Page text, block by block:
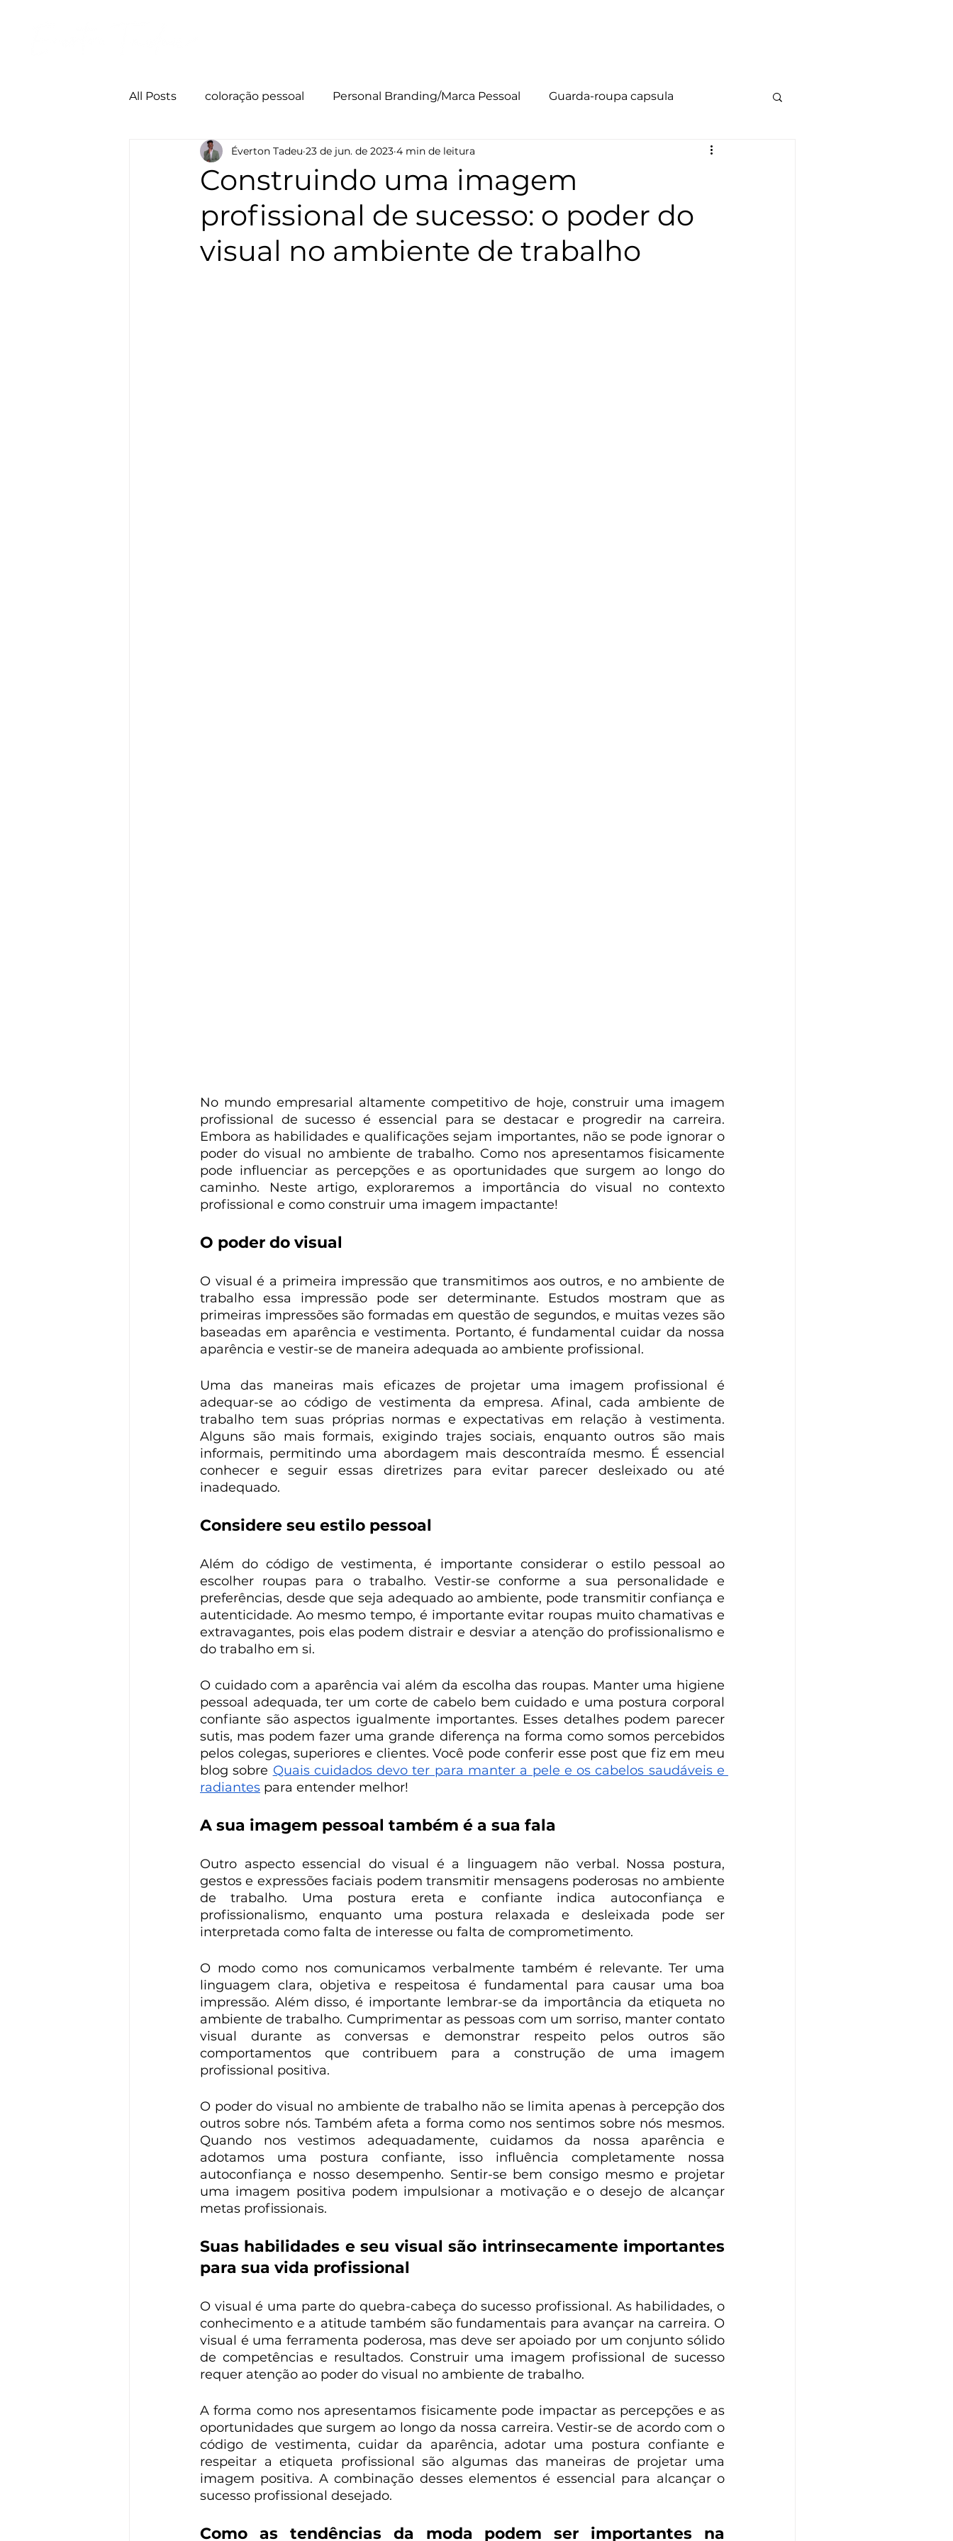
All Posts coloração pessoal Personal Branding/Marca Pessoal Guarda-roupa capsula
Imagem pessoal Código PRETO
Construindo uma imagem
profissional de sucesso: o poder do
visual no ambiente de trabalho
Éverton Tadeu 23 de jun. de 2023 4 min de leitura
No mundo empresarial altamente competitivo de hoje, construir uma imagem
profissional de sucesso é essencial para se destacar e progredir na carreira.
Embora as habilidades e qualificações sejam importantes, não se pode ignorar o
poder do visual no ambiente de trabalho. Como nos apresentamos fisicamente
pode influenciar as percepções e as oportunidades que surgem ao longo do
caminho. Neste artigo, exploraremos a importância do visual no contexto
profissional e como construir uma imagem impactante!
O poder do visual
O visual é a primeira impressão que transmitimos aos outros, e no ambiente de
trabalho essa impressão pode ser determinante. Estudos mostram que as
primeiras impressões são formadas em questão de segundos, e muitas vezes são
baseadas em aparência e vestimenta. Portanto, é fundamental cuidar da nossa
aparência e vestir-se de maneira adequada ao ambiente profissional.
Uma das maneiras mais eficazes de projetar uma imagem profissional é
adequar-se ao código de vestimenta da empresa. Afinal, cada ambiente de
trabalho tem suas próprias normas e expectativas em relação à vestimenta.
Alguns são mais formais, exigindo trajes sociais, enquanto outros são mais
informais, permitindo uma abordagem mais descontraída mesmo. É essencial
conhecer e seguir essas diretrizes para evitar parecer desleixado ou até
inadequado.
Considere seu estilo pessoal
Além do código de vestimenta, é importante considerar o estilo pessoal ao
escolher roupas para o trabalho. Vestir-se conforme a sua personalidade e
preferências, desde que seja adequado ao ambiente, pode transmitir confiança e
autenticidade. Ao mesmo tempo, é importante evitar roupas muito chamativas e
extravagantes, pois elas podem distrair e desviar a atenção do profissionalismo e
do trabalho em si.
O cuidado com a aparência vai além da escolha das roupas. Manter uma higiene
pessoal adequada, ter um corte de cabelo bem cuidado e uma postura corporal
confiante são aspectos igualmente importantes. Esses detalhes podem parecer
sutis, mas podem fazer uma grande diferença na forma como somos percebidos
pelos colegas, superiores e clientes. Você pode conferir esse post que fiz em meu
blog sobre Quais cuidados devo ter para manter a pele e os cabelos saudáveis e
radiantes para entender melhor!
A sua imagem pessoal também é a sua fala
Outro aspecto essencial do visual é a linguagem não verbal. Nossa postura,
gestos e expressões faciais podem transmitir mensagens poderosas no ambiente
de trabalho. Uma postura ereta e confiante indica autoconfiança e
profissionalismo, enquanto uma postura relaxada e desleixada pode ser
interpretada como falta de interesse ou falta de comprometimento.
O modo como nos comunicamos verbalmente também é relevante. Ter uma
linguagem clara, objetiva e respeitosa é fundamental para causar uma boa
impressão. Além disso, é importante lembrar-se da importância da etiqueta no
ambiente de trabalho. Cumprimentar as pessoas com um sorriso, manter contato
visual durante as conversas e demonstrar respeito pelos outros são
comportamentos que contribuem para a construção de uma imagem
profissional positiva.
O poder do visual no ambiente de trabalho não se limita apenas à percepção dos
outros sobre nós. Também afeta a forma como nos sentimos sobre nós mesmos.
Quando nos vestimos adequadamente, cuidamos da nossa aparência e
adotamos uma postura confiante, isso influência completamente nossa
autoconfiança e nosso desempenho. Sentir-se bem consigo mesmo e projetar
uma imagem positiva podem impulsionar a motivação e o desejo de alcançar
metas profissionais.
Suas habilidades e seu visual são intrinsecamente importantes
para sua vida profissional
O visual é uma parte do quebra-cabeça do sucesso profissional. As habilidades, o
conhecimento e a atitude também são fundamentais para avançar na carreira. O
visual é uma ferramenta poderosa, mas deve ser apoiado por um conjunto sólido
de competências e resultados. Construir uma imagem profissional de sucesso
requer atenção ao poder do visual no ambiente de trabalho.
A forma como nos apresentamos fisicamente pode impactar as percepções e as
oportunidades que surgem ao longo da nossa carreira. Vestir-se de acordo com o
código de vestimenta, cuidar da aparência, adotar uma postura confiante e
respeitar a etiqueta profissional são algumas das maneiras de projetar uma
imagem positiva. A combinação desses elementos é essencial para alcançar o
sucesso profissional desejado.
Como as tendências da moda podem ser importantes na